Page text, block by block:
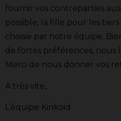
fournir vos contreparties
possible, la fille pour les
choisie par notre équipe.
de fortes préférences, nous
Merci de nous donner vos
À très vite,
L’équipe Kinkoid